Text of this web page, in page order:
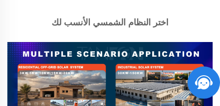
اختر النظام الشمسي الأنسب لك